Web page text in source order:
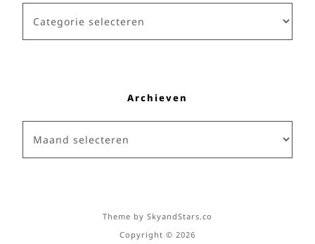
Archieven
Theme by SkyandStars.co
Copyright © 2026